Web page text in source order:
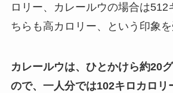
ロリー、カレールウの場合は512
ちらも高カロリー、という印象を
カレールウは、ひとかけら約20
ので、一人分では102キロカロリ